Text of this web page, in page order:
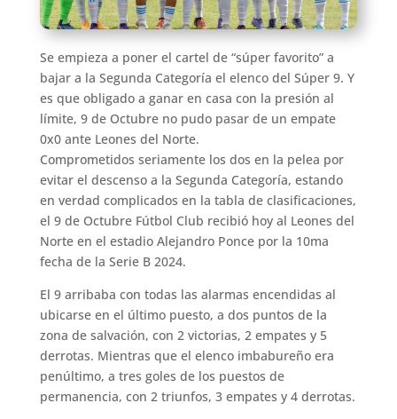
Se empieza a poner el cartel de “súper favorito” a
bajar a la Segunda Categoría el elenco del Súper 9. Y
es que obligado a ganar en casa con la presión al
límite, 9 de Octubre no pudo pasar de un empate
0x0 ante Leones del Norte.
Comprometidos seriamente los dos en la pelea por
evitar el descenso a la Segunda Categoría, estando
en verdad complicados en la tabla de clasificaciones,
el 9 de Octubre Fútbol Club recibió hoy al Leones del
Norte en el estadio Alejandro Ponce por la 10ma
fecha de la Serie B 2024.
El 9 arribaba con todas las alarmas encendidas al
ubicarse en el último puesto, a dos puntos de la
zona de salvación, con 2 victorias, 2 empates y 5
derrotas. Mientras que el elenco imbabureño era
penúltimo, a tres goles de los puestos de
permanencia, con 2 triunfos, 3 empates y 4 derrotas.